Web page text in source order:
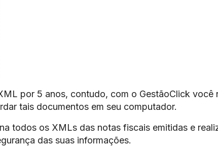
por 5 anos, contudo, com o GestãoClick você
tais documentos em seu computador.
todos os XMLs das notas fiscais emitidas e
das suas informações.